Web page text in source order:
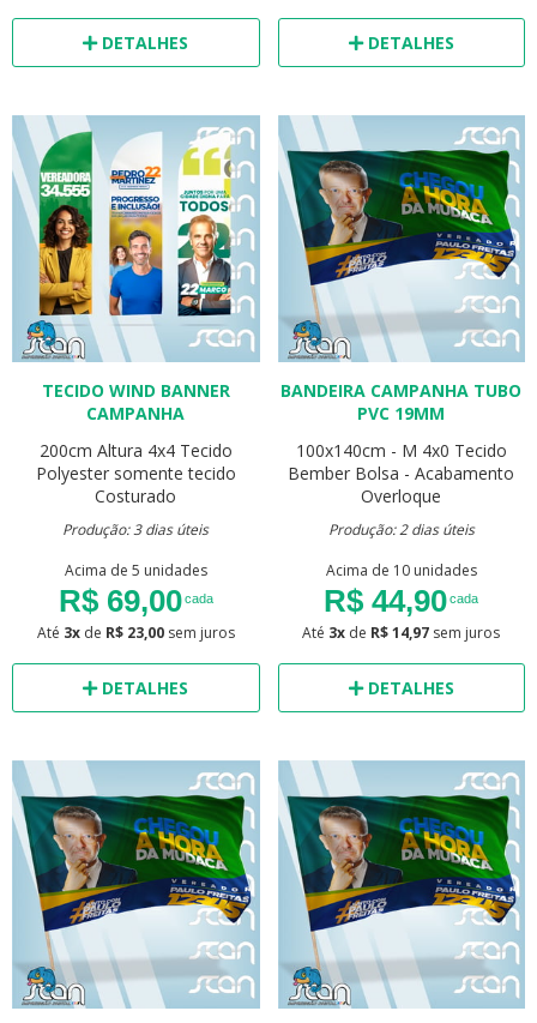
DETALHES DETALHES
TECIDO WIND BANNER
CAMPANHA
200cm Altura 4x4 Tecido
Polyester somente tecido
Costurado
Produção: 3 dias úteis
Acima de 5 unidades
R$ 69,00cada
Até 3xde R$ 23,00sem juros
DETALHES
BANDEIRA CAMPANHA TUBO
PVC 19MM
100x140cm - M 4x0 Tecido
Bember Bolsa - Acabamento
Overloque
Produção: 2 dias úteis
Acima de 10 unidades
R$ 44,90cada
Até 3x de R$ 14,97 sem juros
DETALHES